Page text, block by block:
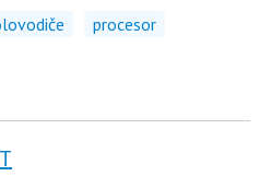
procesor